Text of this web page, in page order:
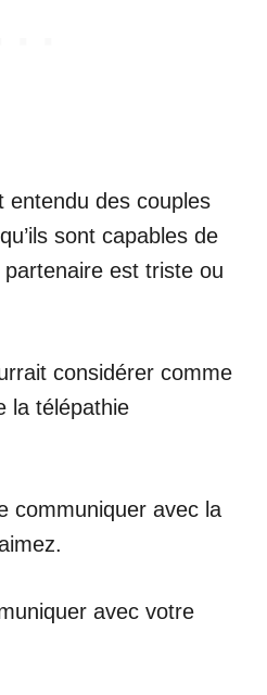
entendu des couples
sont capables de
est triste ou
considérer comme
la télépathie
communiquer avec la
avec votre